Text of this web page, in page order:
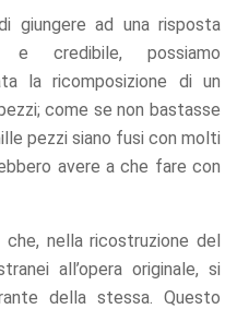
giungere ad una risposta
e credibile, possiamo
la ricomposizione di un
come se non bastasse
pezzi siano fusi con molti
avere a che fare con
nella ricostruzione del
all’opera originale, si
della stessa. Questo